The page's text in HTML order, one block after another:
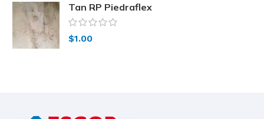
Tan RP Piedraflex
$1.00